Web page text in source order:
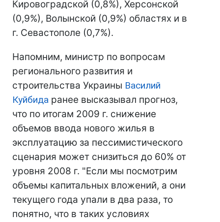
Кировоградской (0,8%), Херсонской
(0,9%), Волынской (0,9%) областях и в
г. Севастополе (0,7%).
Напомним, министр по вопросам
регионального развития и
строительства Украины Василий
Куйбида ранее высказывал прогноз,
что по итогам 2009 г. снижение
объемов ввода нового жилья в
эксплуатацию за пессимистического
сценария может снизиться до 60% от
уровня 2008 г. "Если мы посмотрим
объемы капитальных вложений, а они
текущего года упали в два раза, то
понятно, что в таких условиях